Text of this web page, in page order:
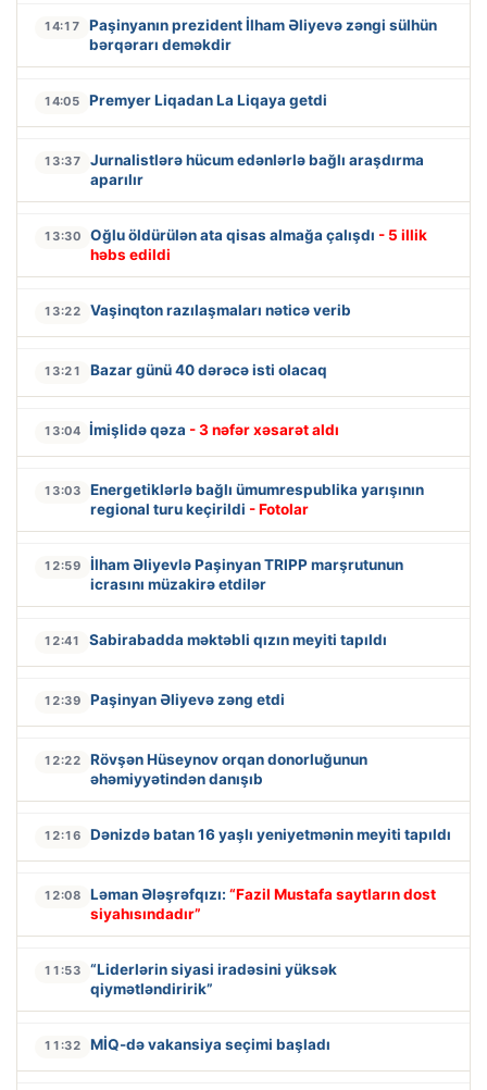
14:17
Paşinyanın prezident İlham Əliyevə zəngi sülhün
bərqərarı deməkdir
14:05 Premyer Liqadan La Liqaya getdi
13:37
Jurnalistlərə hücum edənlərlə bağlı araşdırma
aparılır
13:30 Oğlu öldürülən ata qisas almağa çalışdı - 5 illik
həbs edildi
13:22 Vaşinqton razılaşmaları nəticə verib
13:21 Bazar günü 40 dərəcə isti olacaq
13:04 İmişlidə qəza - 3 nəfər xəsarət aldı
13:03
Energetiklərlə bağlı ümumrespublika yarışının
regional turu keçirildi - Fotolar
12:59
İlham Əliyevlə Paşinyan TRIPP marşrutunun
icrasını müzakirə etdilər
12:41 Sabirabadda məktəbli qızın meyiti tapıldı
12:39 Paşinyan Əliyevə zəng etdi
12:22
Rövşən Hüseynov orqan donorluğunun
əhəmiyyətindən danışıb
12:16 Dənizdə batan 16 yaşlı yeniyetmənin meyiti tapıldı
12:08 Ləman Ələşrəfqızı: “Fazil Mustafa saytların dost
siyahısındadır”
11:53
“Liderlərin siyasi iradəsini yüksək
qiymətləndiririk”
11:32 MİQ-də vakansiya seçimi başladı